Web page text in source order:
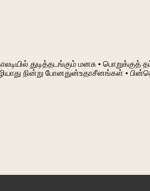
துடித்தடங்கும் மனசு •
நின்று போனதுன்உதாசீனங்கள் •